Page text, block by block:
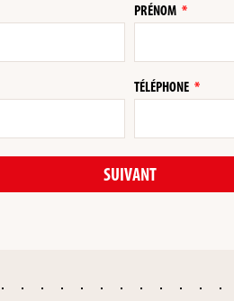
PRÉNOM
TÉLÉPHONE
SUIVANT